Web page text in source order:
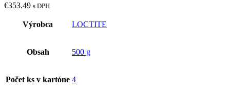
€353.49 s DPH
Výrobca LOCTITE
Obsah 500 g
Počet ks v kartóne 4